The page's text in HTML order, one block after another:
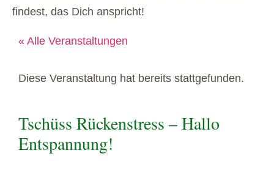
findest, das Dich anspricht!
« Alle Veranstaltungen
Diese Veranstaltung hat bereits stattgefunden.
Tschüss Rückenstress – Hallo
Entspannung!